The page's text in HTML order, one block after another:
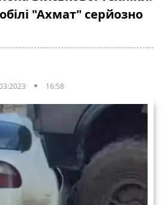
"Ахмат" серйозно
16:58